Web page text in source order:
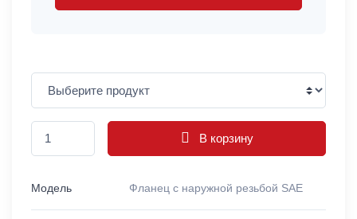
В корзину
Модель Фланец с наружной резьбой SAE